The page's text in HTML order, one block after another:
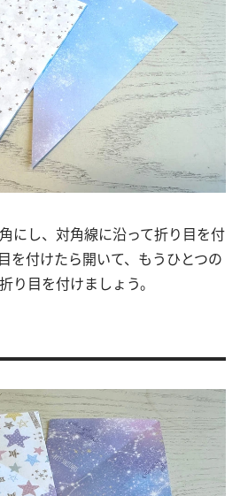
にし、対角線に沿って折り目を付
を付けたら開いて、もうひとつの
り目を付けましょう。